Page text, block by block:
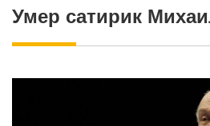
Умер сатирик